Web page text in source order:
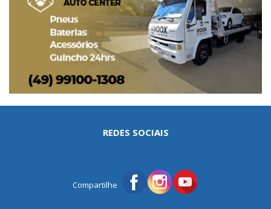
REDES SOCIAIS
Compartilhe